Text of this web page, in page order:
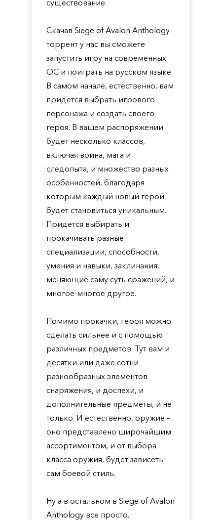
существование.
Скачав Siege of Avalon Anthology
торрент у нас вы сможете
запустить игру на современных
ОС и поиграть на русском языке.
В самом начале, естественно, вам
придется выбрать игрового
персонажа и создать своего
героя. В вашем распоряжении
будет несколько классов,
включая воина, мага и
следопыта, и множество разных
особенностей, благодаря
которым каждый новый герой
будет становиться уникальным.
Придется выбирать и
прокачивать разные
специализации, способности,
умения и навыки, заклинания,
меняющие саму суть сражений, и
многое-многое другое.
Помимо прокачки, героя можно
сделать сильнее и с помощью
различных предметов. Тут вам и
десятки или даже сотни
разнообразных элементов
снаряжения, и доспехи, и
дополнительные предметы, и не
только. И естественно, оружие –
оно представлено широчайшим
ассортиментом, и от выбора
класса оружия, будет зависеть
сам боевой стиль.
Ну а в остальном в Siege of Avalon
Anthology все просто.